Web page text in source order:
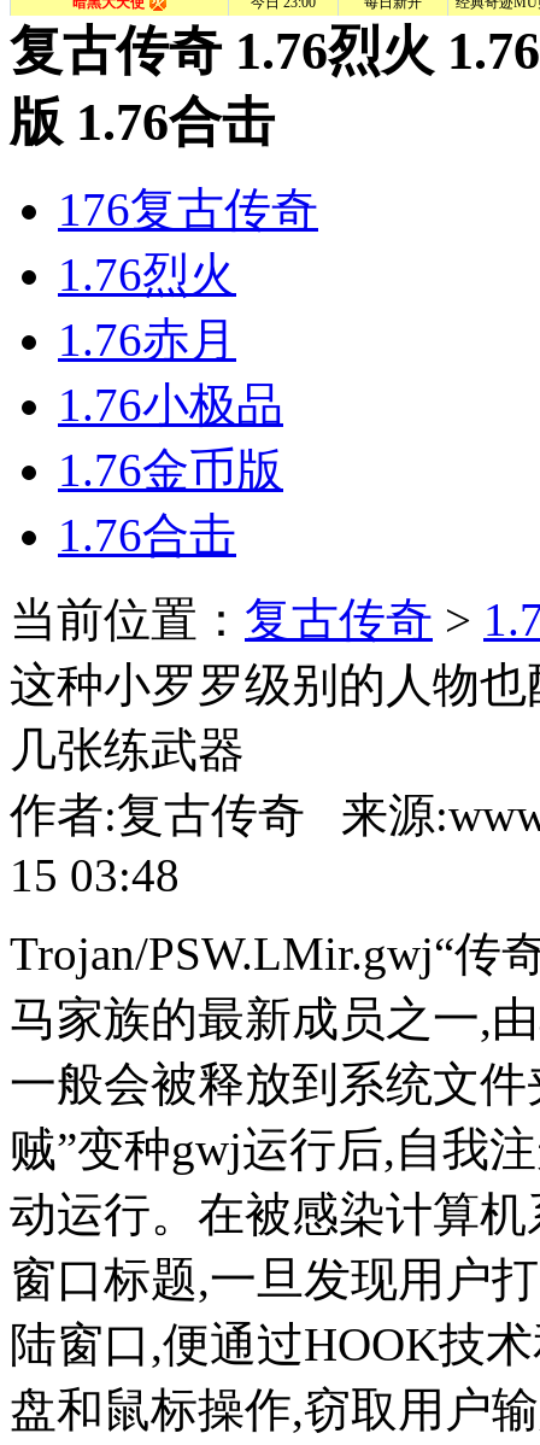
复古传奇 1.76烈火
版 1.76合击
176复古传奇
1.76烈火
1.76赤月
1.76小极品
1.76金币版
1.76合击
当前位置： 复古传奇 >
这种小罗罗级别的人物
几张练武器
作者:复古传奇 来源
15 03:48
Trojan/PSW.LMir.gwj“传
马家族的最新成员之一,
一般会被释放到系统文
贼”变种gwj运行后,自我
动运行。在被感染计算
窗口标题,一旦发现用户
陆窗口,便通过HOOK技
盘和鼠标操作,窃取用户